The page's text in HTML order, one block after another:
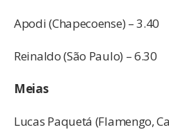
Apodi (Chapecoense) – 3.40
Reinaldo (São Paulo) – 6.30
Meias
Lucas Paquetá (Flamengo,